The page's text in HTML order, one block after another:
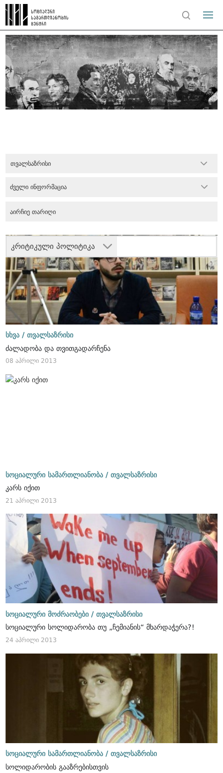
თვალსაზრისი
კრიტიკული პოლიტიკა
ძველი ინფორმაცია
სხვა / თვალსაზრისი
ძალადობა და თვითგადარჩენა
08 აპრილი 2013
სოციალური სამართლიანობა / თვალსაზრისი
კარს იქით
21 აპრილი 2013
სოციალური მოძრაობები / თვალსაზრისი
სოციალური სოლიდარობა თუ „ჩემიანის“ მხარდაჭერა?!
24 აპრილი 2013
სოციალური სამართლიანობა / თვალსაზრისი
სოლიდარობის გააზრებისთვის